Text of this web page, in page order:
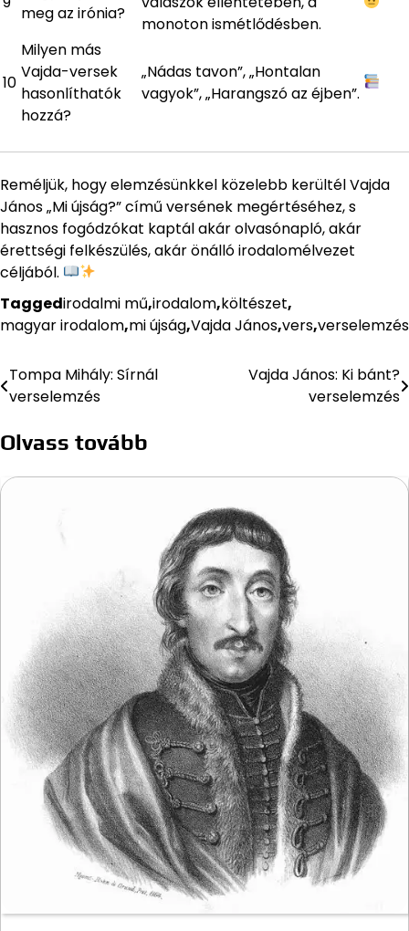
meg az irónia?
monoton ismétlődésben.
10
Milyen más
Vajda-versek
hasonlíthatók
hozzá?
„Nádas tavon”, „Hontalan
vagyok”, „Harangszó az éjben”.
Reméljük, hogy elemzésünkkel közelebb kerültél Vajda
János „Mi újság?” című versének megértéséhez, s
hasznos fogódzókat kaptál akár olvasónapló, akár
érettségi felkészülés, akár önálló irodalomélvezet
céljából.
Taggedirodalmi mű,irodalom,költészet,
magyar irodalom,mi újság,Vajda János,vers,verselemzés
Bejegyzés
Tompa Mihály: Sírnál
verselemzés
Vajda János: Ki bánt?
verselemzés
Olvass tovább